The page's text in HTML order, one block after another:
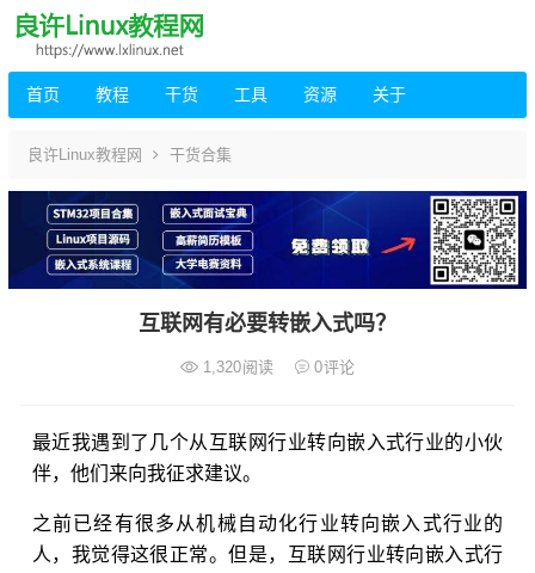
首页 教程 干货 工具 资源 关于
良许Linux教程网 干货合集
互联网有必要转嵌入式吗？
1,320阅读 0评论
最近我遇到了几个从互联网行业转向嵌入式行业的小伙
伴，他们来向我征求建议。
之前已经有很多从机械自动化行业转向嵌入式行业的
人，我觉得这很正常。但是，互联网行业转向嵌入式行